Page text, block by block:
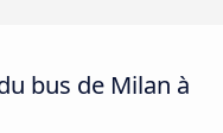
bus de Milan à